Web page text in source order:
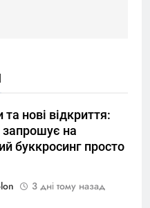
та нові відкриття:
запрошує на
буккросинг просто
3 дні тому назад